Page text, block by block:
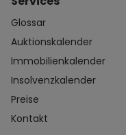
Glossar
Auktionskalender
Immobilienkalender
Insolvenzkalender
Preise
Kontakt